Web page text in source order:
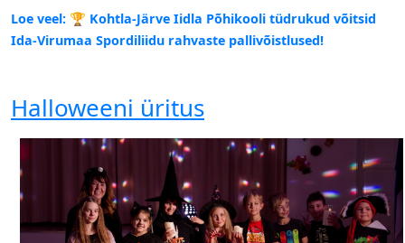
Loe veel: 🏆 Kohtla-Järve Iidla Põhikooli tüdrukud võitsid
Ida-Virumaa Spordiliidu rahvaste pallivõistlused!
Halloweeni üritus